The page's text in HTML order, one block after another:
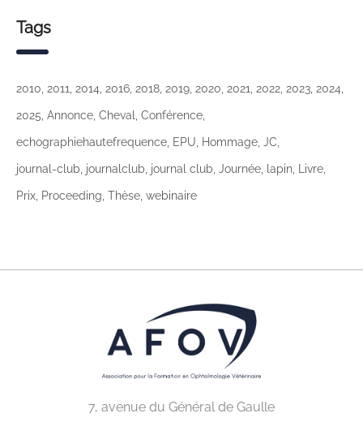
Tags
2010 2011 2014 2016 2018 2019 2020 2021 2022 2023 2024
2025 Annonce Cheval Conférence
echographiehautefrequence EPU Hommage JC
journal-club journalclub journal club Journée lapin Livre
Prix Proceeding Thèse webinaire
7, avenue du Général de Gaulle